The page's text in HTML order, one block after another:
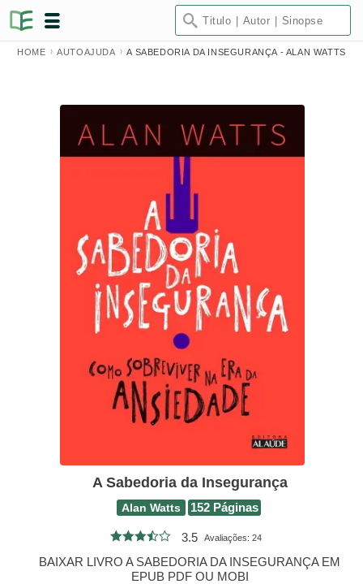
HOME AUTOAJUDA A SABEDORIA DA INSEGURANÇA - ALAN WATTS
A Sabedoria da Insegurança
Alan Watts 152 Páginas
3.5 Avaliações: 24
BAIXAR LIVRO A SABEDORIA DA INSEGURANÇA EM
EPUB PDF OU MOBI